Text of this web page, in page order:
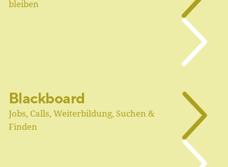
bleiben
Blackboard
Jobs, Calls, Weiterbildung, Suchen &
Finden